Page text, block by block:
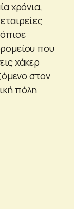
χρόνια,
που
χάκερ
στον
πόλη